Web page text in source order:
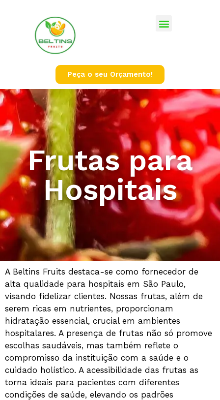
Peça o seu Orçamento!
Frutas para
Hospitais
A Beltins Fruits destaca-se como fornecedor de
alta qualidade para hospitais em São Paulo,
visando fidelizar clientes. Nossas frutas, além de
serem ricas em nutrientes, proporcionam
hidratação essencial, crucial em ambientes
hospitalares. A presença de frutas não só promove
escolhas saudáveis, mas também reflete o
compromisso da instituição com a saúde e o
cuidado holístico. A acessibilidade das frutas as
torna ideais para pacientes com diferentes
condições de saúde, elevando os padrões